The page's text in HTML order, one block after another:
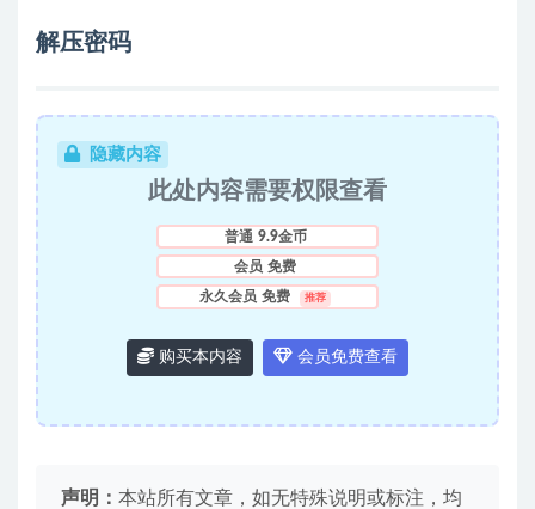
解压密码
隐藏内容
此处内容需要权限查看
普通 9.9金币
会员 免费
永久会员 免费 推荐
购买本内容 会员免费查看
声明： 本站所有文章，如无特殊说明或标注，均